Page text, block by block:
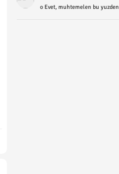
o Evet, muhtemelen bu yuzden